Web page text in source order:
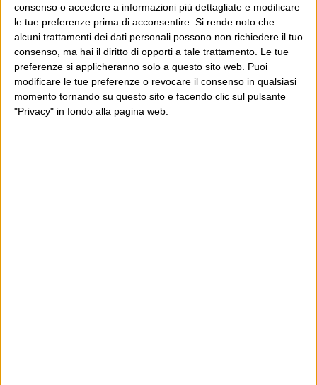
consenso o accedere a informazioni più dettagliate e modificare
le tue preferenze prima di acconsentire. Si rende noto che
alcuni trattamenti dei dati personali possono non richiedere il tuo
consenso, ma hai il diritto di opporti a tale trattamento. Le tue
preferenze si applicheranno solo a questo sito web. Puoi
modificare le tue preferenze o revocare il consenso in qualsiasi
momento tornando su questo sito e facendo clic sul pulsante
"Privacy" in fondo alla pagina web.
POST PRECEDENTE
“The monster”
POST SUCCESSIVO
Questo governo ha i giorni
contati
E per i regali di Natale